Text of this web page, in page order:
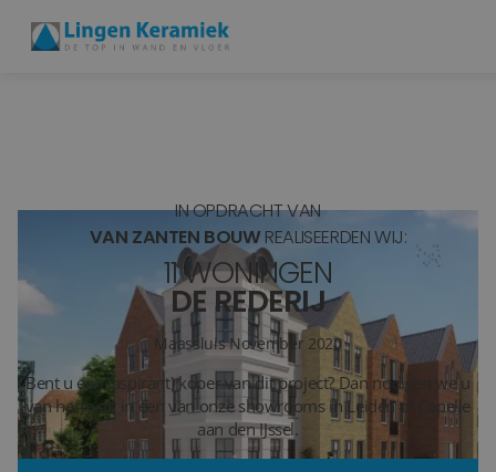
SHOWROOM BEZOEKEN
Stijlstudio's
Projecten
IN OPDRACHT VAN
VAN ZANTEN BOUWREALISEERDEN WIJ:
11 WONINGEN
DE REDERIJ
MaassluisNovember 2020
Bent u een (aspirant) koper van dit project? Dan nodigen we u
van harte uit in een van onze showrooms in Leiden of Capelle
aan den IJssel.